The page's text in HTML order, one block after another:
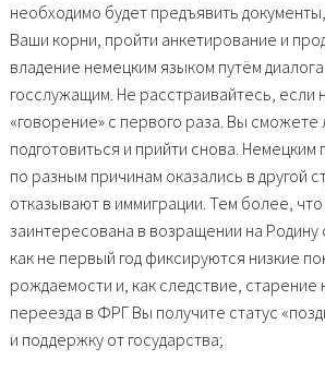
необходимо будет предъявить
Ваши корни, пройти анкетирование и
владение немецким языком путём
госслужащим. Не расстраивайтесь, если
«говорение» с первого раза. Вы сможете
подготовиться и прийти снова.
по разным причинам оказались в другой
отказывают в иммиграции. Тем более,
заинтересована в возращении на Родину
как не первый год фиксируются низкие
рождаемости и, как следствие, старение
переезда в ФРГ Вы получите статус
и поддержку от государства;